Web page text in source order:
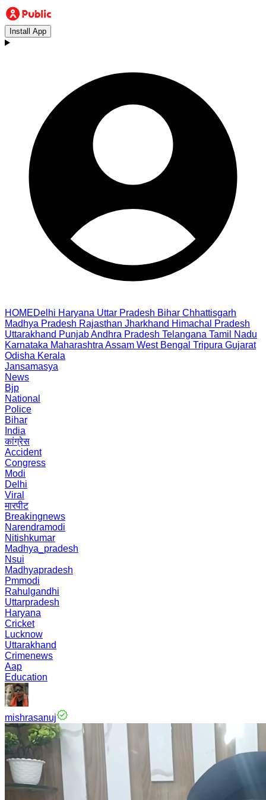
Install App
HOMEDelhi Haryana Uttar Pradesh Bihar Chhattisgarh
Madhya Pradesh Rajasthan Jharkhand Himachal Pradesh
Uttarakhand PunjabAndhra Pradesh Telangana Tamil Nadu
Karnataka Maharashtra Assam West Bengal Tripura Gujarat
Odisha Kerala
Jansamasya
News
Bjp
National
Police
Bihar
India
कांग्रेस
Accident
Congress
Modi
Delhi
Viral
मारपीट
Breakingnews
Narendramodi
Nitishkumar
Madhya_pradesh
Nsui
Madhyapradesh
Pmmodi
Rahulgandhi
Uttarpradesh
Haryana
Cricket
Lucknow
Uttarakhand
Crimenews
Aap
Education
mishrasanuj